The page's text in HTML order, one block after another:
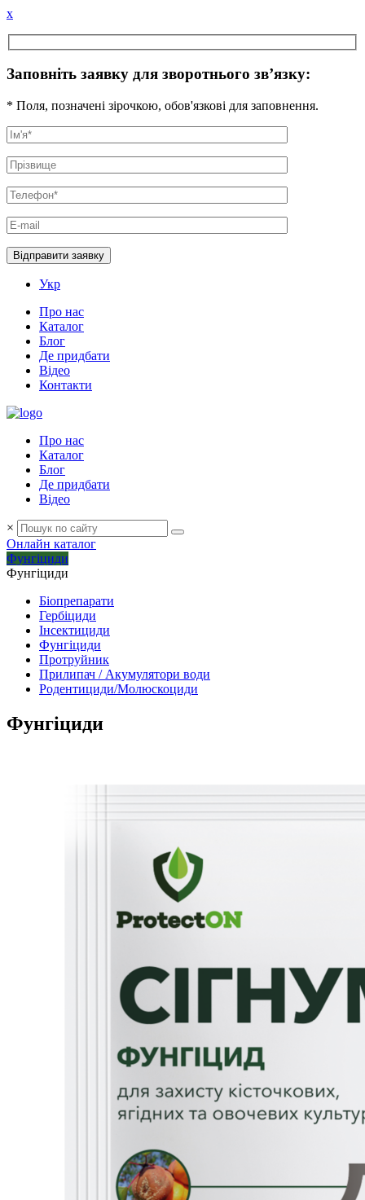
x
Заповніть заявку для зворотнього зв’язку:
* Поля, позначені зірочкою, обов'язкові для заповнення.
Укр
Про нас
Каталог
Блог
Де придбати
Відео
Контакти
Про нас
Каталог
Блог
Де придбати
Відео
×
Онлайн каталог
Фунгіциди
Фунгіциди
Біопрепарати
Гербіциди
Інсектициди
Фунгіциди
Протруйник
Прилипач / Акумулятори води
Родентициди/Молюскоциди
Фунгіциди